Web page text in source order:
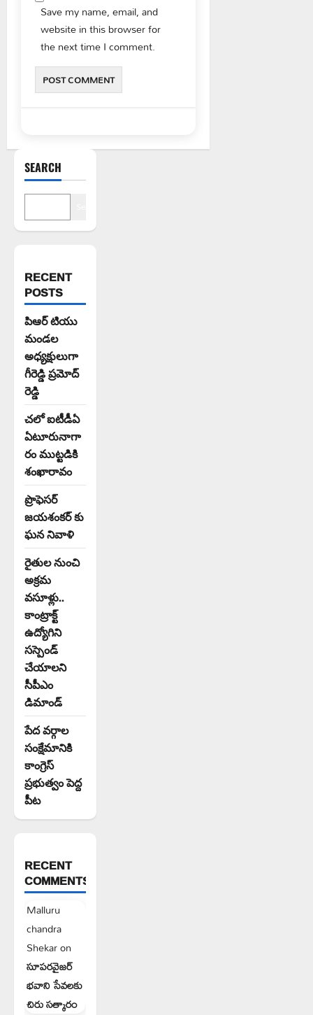
Save my name, email, and
website in this browser for
the next time I comment.
SEARCH
RECENT
POSTS
పిఆర్ టియు
మండల
అధ్యక్షులుగా
గీరెడ్డి ప్రమోద్
రెడ్డి
చలో ఐటీడీఏ
ఏటూరునాగా
రం ముట్టడికి
శంఖారావం
ప్రొఫెసర్
జయశంకర్ కు
ఘన నివాళి
రైతుల నుంచి
అక్రమ
వసూళ్లు..
కాంట్రాక్ట్
ఉద్యోగిని
సస్పెండ్
చేయాలని
సీపీఎం
డిమాండ్
పేద వర్గాల
సంక్షేమానికి
కాంగ్రెస్
ప్రభుత్వం పెద్ద
పీట
RECENT
COMMENTS
Malluru
chandra
Shekaron
సూపరవైజర్
భవాని సేవలకు
చిరు సత్కారం